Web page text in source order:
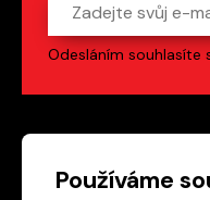
Používáme
Odesláním souhlasíte
Patička webu